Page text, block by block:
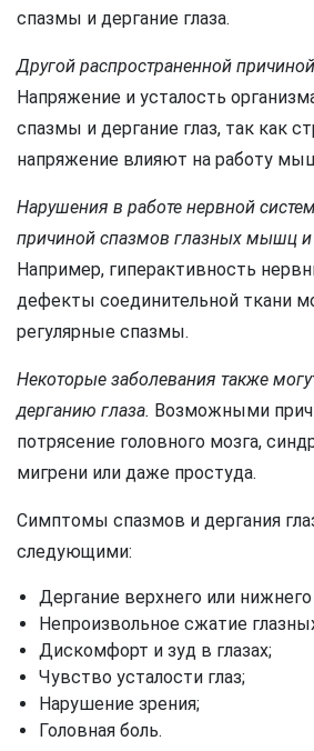
спазмы и дергание глаза.
Другой распространенной
Напряжение и усталость
спазмы и дергание глаз, так как
напряжение влияют на работу
Нарушения в работе нервной
причиной спазмов глазных мышц и
Например, гиперактивность
дефекты соединительной ткани
регулярные спазмы.
Некоторые заболевания также
дерганию глаза. Возможными
потрясение головного мозга,
мигрени или даже простуда.
Симптомы спазмов и дергания
следующими:
Дергание верхнего или
Непроизвольное сжатие
Дискомфорт и зуд в глазах;
Чувство усталости глаз;
Нарушение зрения;
Головная боль.